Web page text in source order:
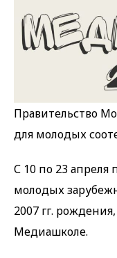
Правительство
для молодых
С 10 по 23 апреля
молодых
2007 гг.
Медиашколе.